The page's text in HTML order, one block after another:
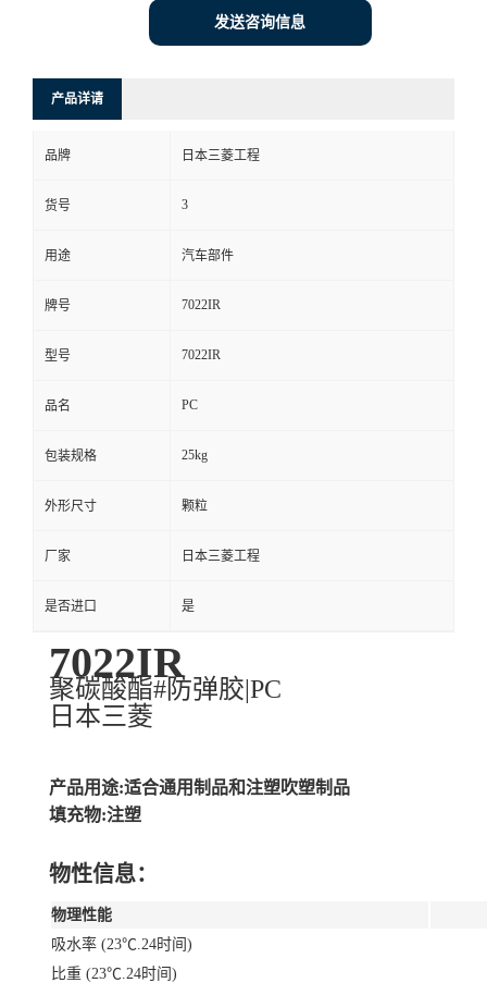
发送咨询信息
产品详请
品牌 日本三菱工程
货号 3
用途 汽车部件
牌号 7022IR
型号 7022IR
品名 PC
包装规格 25kg
外形尺寸 颗粒
厂家 日本三菱工程
是否进口 是
7022IR
聚碳酸酯#防弹胶|PC
日本三菱
产品用途:适合通用制品和注塑吹塑制品
填充物:注塑
物性信息：
物理性能
吸水率 (23℃.24时间)
比重 (23℃.24时间)